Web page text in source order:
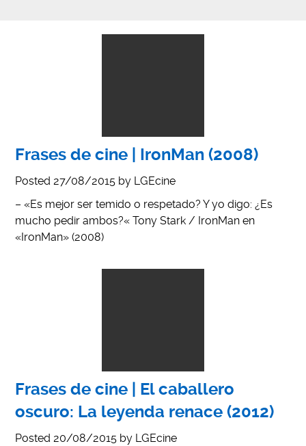
Frases de cine | IronMan (2008)
Posted 27/08/2015 by LGEcine
– «Es mejor ser temido o respetado? Y yo digo: ¿Es
mucho pedir ambos?« Tony Stark / IronMan en
«IronMan» (2008)
Frases de cine | El caballero
oscuro: La leyenda renace (2012)
Posted 20/08/2015 by LGEcine